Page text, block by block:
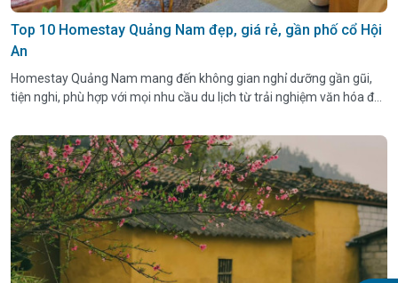
Top 10 Homestay Quảng Nam đẹp, giá rẻ, gần phố cổ Hội
An
Homestay Quảng Nam mang đến không gian nghỉ dưỡng gần gũi,
tiện nghi, phù hợp với mọi nhu cầu du lịch từ trải nghiệm văn hóa đến